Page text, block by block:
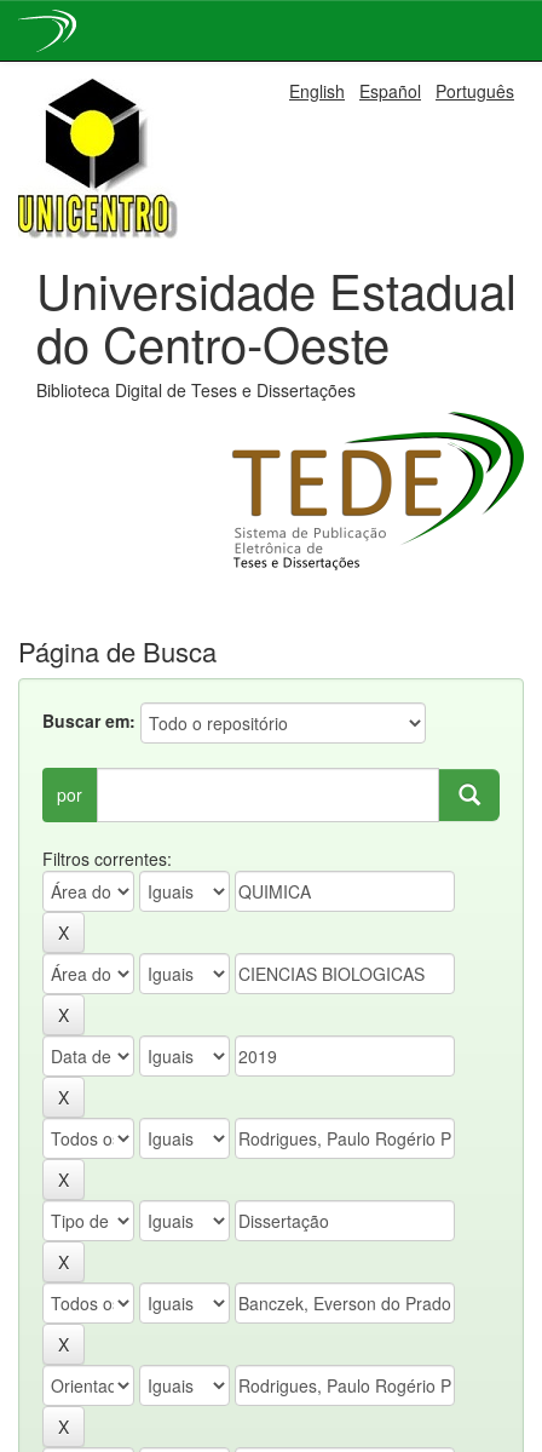
navigation
English Español Português
Universidade Estadual
do Centro-Oeste
Biblioteca Digital de Teses e Dissertações
Página de Busca
Buscar em:
por
Filtros correntes: